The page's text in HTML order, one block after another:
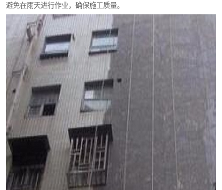
避免在雨天进行作业，确保施工质量。